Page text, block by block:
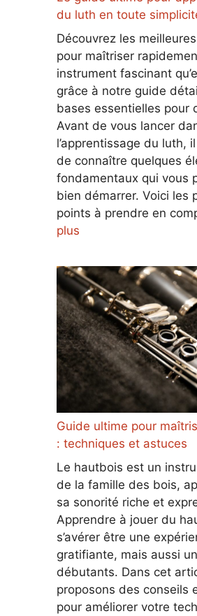
du luth en toute
Découvrez les
pour maîtriser
instrument fascinant
grâce à notre guide
bases essentielles pour
Avant de vous lancer
l’apprentissage du luth,
de connaître quelques
fondamentaux qui vous
bien démarrer. Voici les
points à prendre en
plus
Guide ultime pour
: techniques et astuces
Le hautbois est un
de la famille des bois,
sa sonorité riche et
Apprendre à jouer du
s’avérer être une
gratifiante, mais aussi
débutants. Dans cet
proposons des conseils
pour améliorer votre